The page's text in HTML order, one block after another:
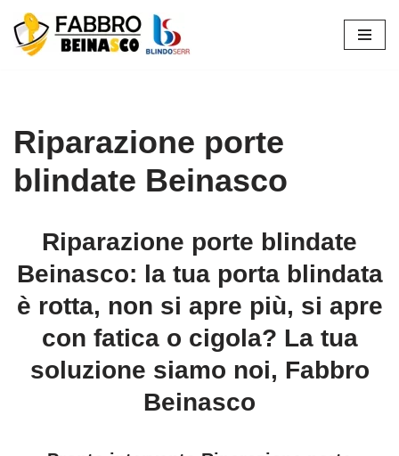
Vai
Riparazione porte
blindate Beinasco
Riparazione porte blindate
Beinasco: la tua porta blindata
è rotta, non si apre più, si apre
con fatica o cigola? La tua
soluzione siamo noi, Fabbro
Beinasco